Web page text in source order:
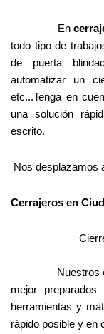
En
todo tipo de
de puerta
automatizar un
etc...Tenga en
una solución
escrito.
Nos desplazamos
Cerrajeros en
Nuestros
mejor
herramientas y
rápido posible y en